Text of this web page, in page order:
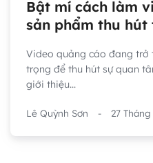
Bật mí cách làm
sản phẩm thu
Video quảng cáo đang trở
trọng để thu hút sự quan
giới thiệu...
Lê Quỳnh Sơn - 27 Tháng